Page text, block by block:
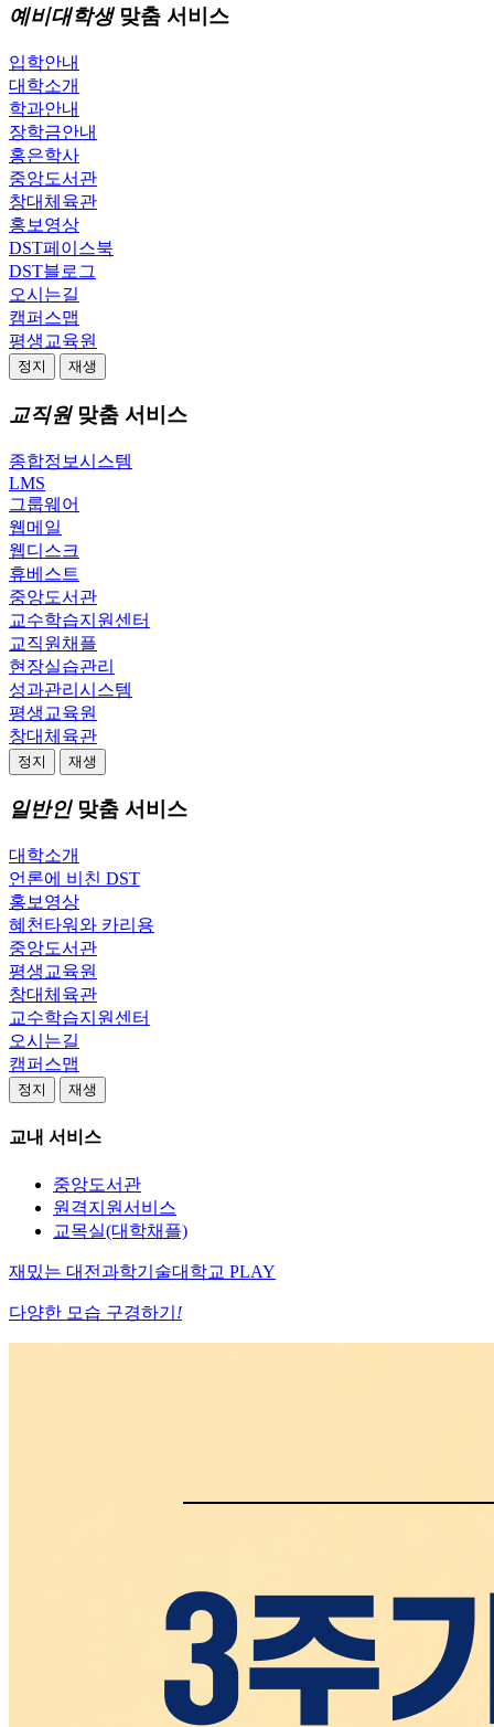
예비대학생맞춤 서비스
입학안내
대학소개
학과안내
장학금안내
홍은학사
중앙도서관
창대체육관
홍보영상
DST페이스북
DST블로그
오시는길
캠퍼스맵
평생교육원
정지 재생
교직원맞춤 서비스
종합정보시스템
LMS
그룹웨어
웹메일
웹디스크
휴베스트
중앙도서관
교수학습지원센터
교직원채플
현장실습관리
성과관리시스템
평생교육원
창대체육관
정지 재생
일반인맞춤 서비스
대학소개
언론에 비친 DST
홍보영상
혜천타워와 카리용
중앙도서관
평생교육원
창대체육관
교수학습지원센터
오시는길
캠퍼스맵
정지 재생
교내 서비스
중앙도서관
원격지원서비스
교목실(대학채플)
재밌는 대전과학기술대학교 PLAY
다양한 모습 구경하기 !